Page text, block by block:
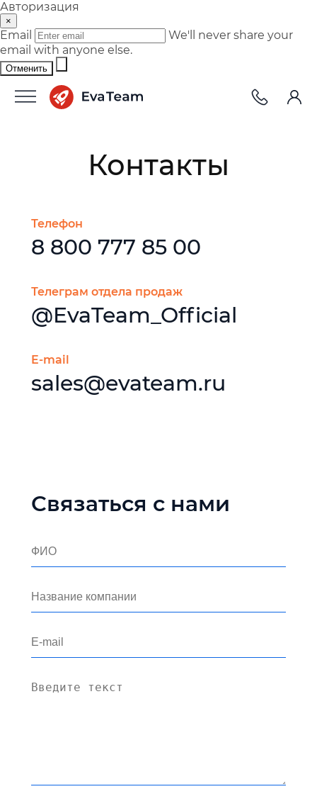
Авторизация
×
Email
We'll never share your
email with anyone else.
Отменить
Контакты
Телефон
8 800 777 85 00
Телеграм отдела продаж
@EvaTeam_Official
E-mail
sales@evateam.ru
Связаться с нами